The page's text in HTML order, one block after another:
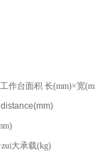
工作台面积 长(mm)×宽
大承载(kg)